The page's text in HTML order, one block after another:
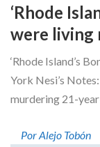
‘Rhode
were living
‘Rhode Island’s
York Nesi’s
murdering 21-
Por Alejo Tobón